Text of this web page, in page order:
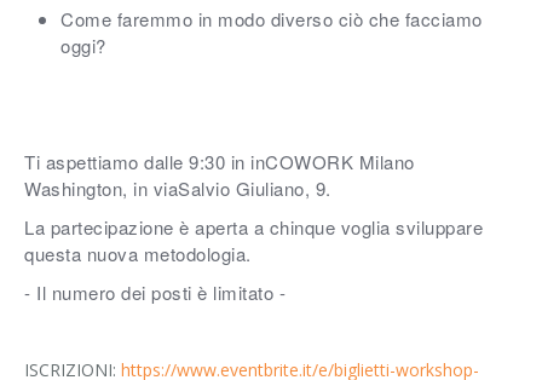
Come faremmo in modo diverso ciò che facciamo
oggi?
Ti aspettiamo dalle 9:30 in inCOWORK Milano
Washington, in viaSalvio Giuliano, 9.
La partecipazione è aperta a chinque voglia sviluppare
questa nuova metodologia.
- Il numero dei posti è limitato -
ISCRIZIONI: https://www.eventbrite.it/e/biglietti-workshop-